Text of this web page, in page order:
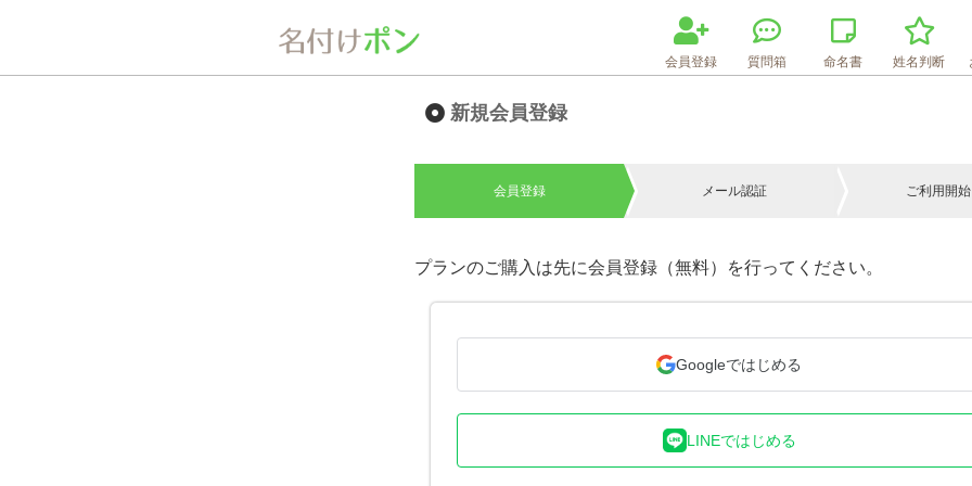
会員登録 質問箱 命名書 姓名判断
新規会員登録
会員登録 メール認証 ご利用開始
プランのご購入は先に会員登録（無料）を行ってください。
Googleではじめる
LINEではじめる